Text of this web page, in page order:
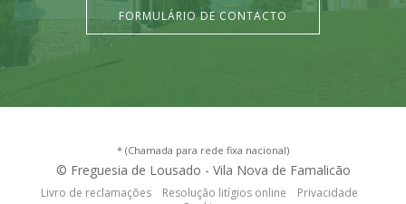
FORMULÁRIO DE CONTACTO
* (Chamada para rede fixa nacional)
© Freguesia de Lousado - Vila Nova de Famalicão
Livro de reclamações Resolução litígios online
Privacidade